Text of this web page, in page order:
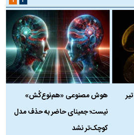
قیمت روز ارز‌های دیجیتال ۱۶ تیر
هوش مصنوعی «هم‌نوع‌کُش»
نیست؛ جمینای حاضر به حذف مدل
کوچک‌تر نشد